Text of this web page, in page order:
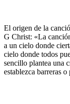
El origen de la
G Christ: «La
a un cielo donde
cielo donde todos
sencillo plantea una
establezca barreras